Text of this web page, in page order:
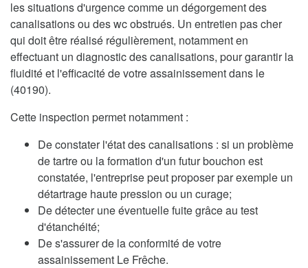
les situations d'urgence comme un dégorgement des
canalisations ou des wc obstrués. Un entretien pas cher
qui doit être réalisé régulièrement, notamment en
effectuant un diagnostic des canalisations, pour garantir la
fluidité et l'efficacité de votre assainissement dans le
(40190).
Cette inspection permet notamment :
De constater l'état des canalisations : si un problème
de tartre ou la formation d'un futur bouchon est
constatée, l'entreprise peut proposer par exemple un
détartrage haute pression ou un curage;
De détecter une éventuelle fuite grâce au test
d'étanchéité;
De s'assurer de la conformité de votre
assainissement Le Frêche.